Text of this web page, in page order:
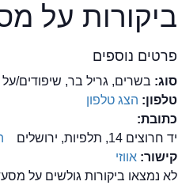
ביקורות על
פרטים נוספים
סוג: בשרים, גריל בר, שיפודים/
טלפון: הצג טלפון
כתובת:
יד חרוצים 14, תלפיות, ירושלים
קישור:אווזי
לא נמצאו ביקורות גולשים על